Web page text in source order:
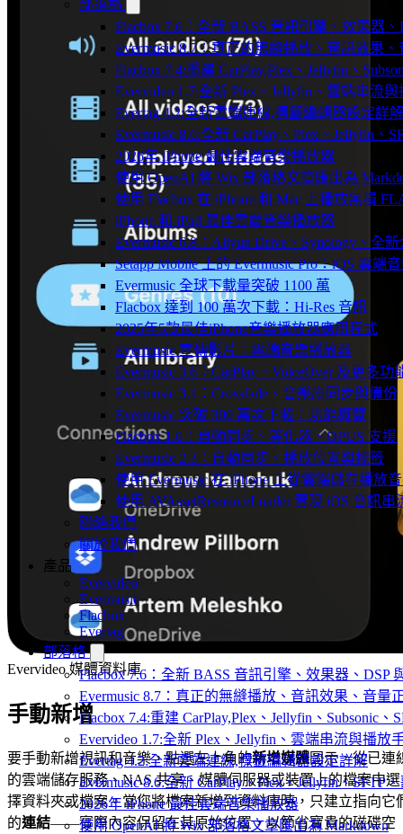
部落格
Flacbox 7.6：全新 BASS 音訊引擎、效果器
Evermusic 8.7：真正的無縫播放、音訊效果
Flacbox 7.4:重建 CarPlay,Plex、Jellyfin、
Evervideo 1.7:全新 Plex、Jellyfin、雲端串流
Evertag 4.2:全新雲端連線,標籤編輯器設定詳解
Evermusic 8.6:全新 CarPlay、Plex、Jellyfin、
2026年 iPhone 最佳雲端音樂播放器
使用 OpenAI 將 Wix 部落格文章匯出為
使用 Flacbox 在 iPhone 和 Mac 上播放無損
iPhone 和 iPad 最佳雲端音樂播放器
Evermusic 6.8：Aliyun Drive、Synology、全
Setapp Mobile 上的 Evermusic Pro：iOS 雲端
Evermusic 全球下載量突破 1100 萬
Flacbox 達到 100 萬次下載：Hi-Res 音訊
2025年5款最佳iPhone音樂播放器應用程式
Evermusic 宣傳影片：雲端音樂播放器
Evermusic 3.6：CarPlay、VoiceOver 及更多功
Evermusic 3.1：Crossfade、音樂庫同步與備份
Evermusic 突破 300 萬次下載：功能概覽
Flacbox 1.6：自動同步、等化器、OPUS 支援
Evermusic 2.3：自動同步、播放位置與標籤
使用 Evermusic 在 iPhone 上從雲端儲存播放
使用 AVAssetResourceLoader 實現 iOS 音訊串
聯絡我們
關於我們
產品
Evervideo
Evermusic
Flacbox
Evertag
部落格
Flacbox 7.6：全新 BASS 音訊引擎、效果器、DSP
Evermusic 8.7：真正的無縫播放、音訊效果、音量
Flacbox 7.4:重建 CarPlay,Plex、Jellyfin、Subsonic、
Evervideo 1.7:全新 Plex、Jellyfin、雲端串流與播放
Evertag 4.2:全新雲端連線,標籤編輯器設定詳解
Evermusic 8.6:全新 CarPlay、Plex、Jellyfin、SFTP
2026年 iPhone 最佳雲端音樂播放器
使用 OpenAI 將 Wix 部落格文章匯出為 Markdown
Evervideo 媒體資料庫
手動新增
要手動新增視訊和音樂，點選左上角的新增媒體圖示，從已連
的雲端儲存服務、NAS 共享、媒體伺服器或裝置上的檔案中選
擇資料夾或檔案。當您將檔案新增到資料庫時，只建立指向它
的連結——實際內容保留在其原始位置，以節省寶貴的磁碟空